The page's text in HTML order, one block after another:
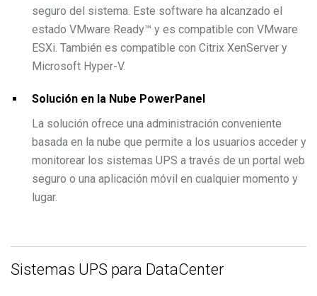
seguro del sistema. Este software ha alcanzado el
estado VMware Ready™ y es compatible con VMware
ESXi. También es compatible con Citrix XenServer y
Microsoft Hyper-V.
Solución en la Nube PowerPanel
La solución ofrece una administración conveniente
basada en la nube que permite a los usuarios acceder y
monitorear los sistemas UPS a través de un portal web
seguro o una aplicación móvil en cualquier momento y
lugar.
Sistemas UPS para DataCenter